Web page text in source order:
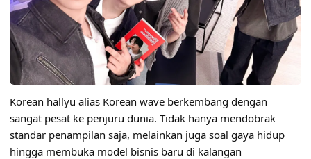
Korean hallyu alias Korean wave berkembang dengan
sangat pesat ke penjuru dunia. Tidak hanya mendobrak
standar penampilan saja, melainkan juga soal gaya hidup
hingga membuka model bisnis baru di kalangan